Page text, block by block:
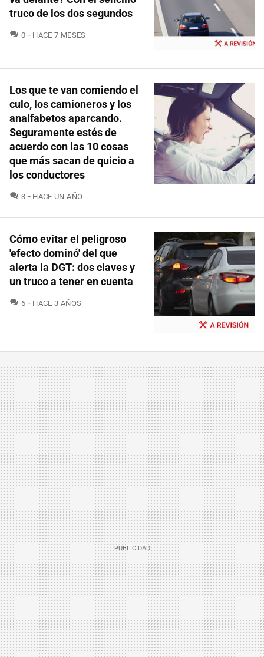
truco de los dos segundos
0 COMENTARIOS
HACE 7 MESES
Los que te van comiendo el
culo, los camioneros y los
analfabetos aparcando.
Seguramente estés de
acuerdo con las 10 cosas
que más sacan de quicio a
los conductores
3 COMENTARIOS
HACE UN AÑO
Cómo evitar el peligroso
'efecto dominó' del que
alerta la DGT: dos claves y
un truco a tener en cuenta
6 COMENTARIOS
HACE 3 AÑOS